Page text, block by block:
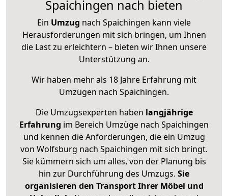
Spaichingen nach bieten
Ein Umzug nach Spaichingen kann viele
Herausforderungen mit sich bringen, um Ihnen
die Last zu erleichtern – bieten wir Ihnen unsere
Unterstützung an.
Wir haben mehr als 18 Jahre Erfahrung mit
Umzügen nach Spaichingen.
Die Umzugsexperten haben langjährige
Erfahrung im Bereich Umzüge nach Spaichingen
und kennen die Anforderungen, die ein Umzug
von Wolfsburg nach Spaichingen mit sich bringt.
Sie kümmern sich um alles, von der Planung bis
hin zur Durchführung des Umzugs. Sie
organisieren den Transport Ihrer Möbel und